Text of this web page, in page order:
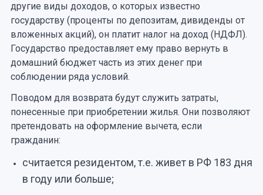
другие виды доходов, о которых известно
государству (проценты по депозитам, дивиденды от
вложенных акций), он платит налог на доход (НДФЛ).
Государство предоставляет ему право вернуть в
домашний бюджет часть из этих денег при
соблюдении ряда условий.
Поводом для возврата будут служить затраты,
понесенные при приобретении жилья. Они позволяют
претендовать на оформление вычета, если
гражданин:
считается резидентом, т.е. живет в РФ 183 дня
в году или больше;